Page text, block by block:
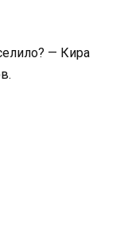
— Кира